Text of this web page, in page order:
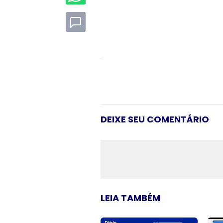
DEIXE SEU COMENTÁRIO
LEIA TAMBÉM